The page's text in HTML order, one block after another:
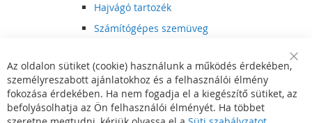
Hajvágó tartozék
Számítógépes szemüveg
Hajvágó kiegészítő
Szórakoztató elektronika
Multimédia
DVD, BluRay lejátszó
Bar
Az oldalon sütiket (cookie) használunk a működés érdekében,
személyreszabott ajánlatokhoz és a felhasználói élmény
fokozása érdekében. Ha nem fogadja el a kiegészítő sütiket, az
befolyásolhatja az Ön felhasználói élményét. Ha többet